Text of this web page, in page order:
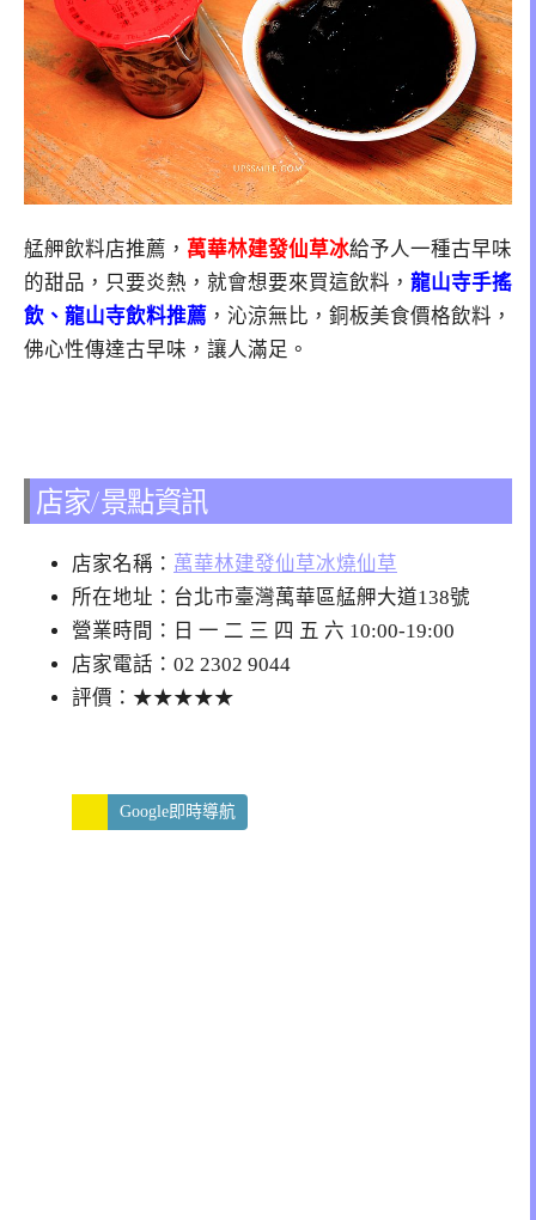
艋舺飲料店推薦， 萬華林建發仙草冰給予人一種古早味
的甜品，只要炎熱，就會想要來買這飲料， 龍山寺手搖
飲、龍山寺飲料推薦 ，沁涼無比，銅板美食價格飲料，
佛心性傳達古早味，讓人滿足。
店家/景點資訊
店家名稱： 萬華林建發仙草冰燒仙草
所在地址：台北市臺灣萬華區艋舺大道138號
營業時間：日 一 二 三 四 五 六 10:00-19:00
店家電話：02 2302 9044
評價：★★★★★
Google即時導航